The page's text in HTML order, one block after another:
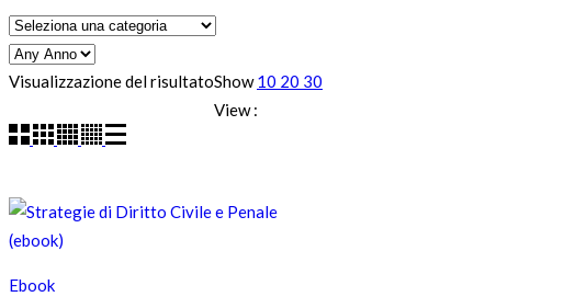
Visualizzazione del risultatoShow 10 20 30
View :
Ebook